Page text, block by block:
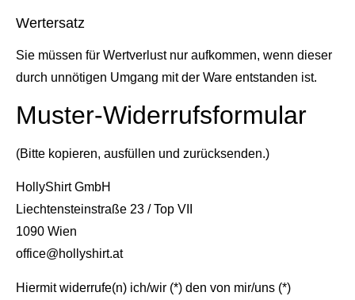
Wertersatz
Sie müssen für Wertverlust nur aufkommen, wenn dieser
durch unnötigen Umgang mit der Ware entstanden ist.
Muster-Widerrufsformular
(Bitte kopieren, ausfüllen und zurücksenden.)
HollyShirt GmbH
Liechtensteinstraße 23 / Top VII
1090 Wien
office@hollyshirt.at
Hiermit widerrufe(n) ich/wir (*) den von mir/uns (*)